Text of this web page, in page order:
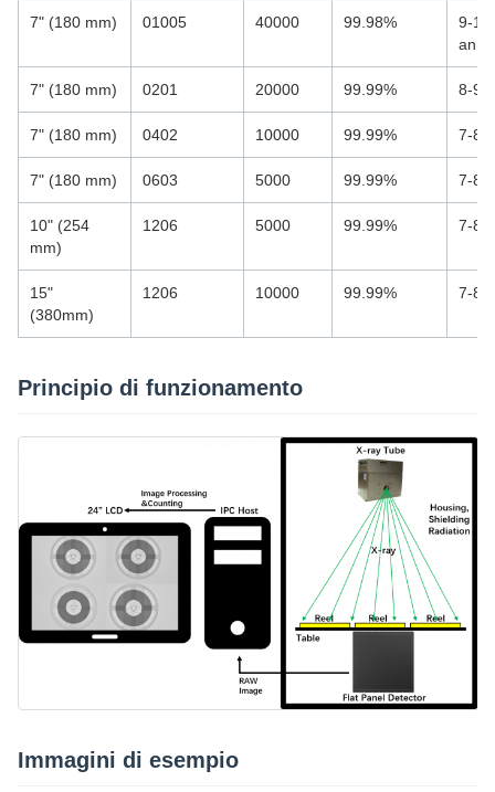
7" (180 mm) 01005 40000 99.98%
9-10
anni
7" (180 mm) 0201 20000 99.99% 8-9s
7" (180 mm) 0402 10000 99.99% 7-8
7" (180 mm) 0603 5000 99.99% 7-8
10" (254
mm)
1206 5000 99.99% 7-8
15"
(380mm)
1206 10000 99.99% 7-8
Principio di funzionamento
Immagini di esempio